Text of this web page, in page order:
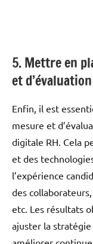
5. Mettre en
et
Enfin, il est
mesure et
digitale RH. Cela
et des
l’expérience
des
etc. Les résultats
ajuster la